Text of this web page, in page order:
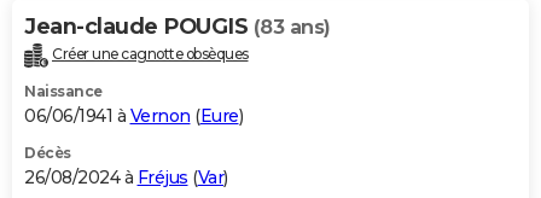
Carte de Noël
Carte Bonne année
Carte Saint-Valentin
Carte Pâques
Carte d'anniversaire
DICTIONNAIRE
Dictionnaire
Biographies
Citations
Expressions
Proverbes
PROGRAMME TV
S'inscrire
Se connecter
Lycées
Collèges
Primaires
Universités
Entreprises
Service militaire
Avis de recherche
AVIS DE DÉCÈS
Jean-claude POUGIS (83 ans)
Créer une cagnotte obsèques
Naissance
06/06/1941 à Vernon (Eure)
Décès
26/08/2024 à Fréjus (Var)